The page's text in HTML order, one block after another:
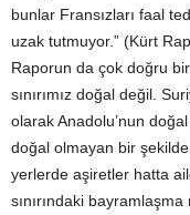
bunlar Fransızları faal
uzak tutmuyor.” (Kürt
Raporun da çok doğru
sınırımız doğal değil.
olarak Anadolu’nun
doğal olmayan bir şekilde
yerlerde aşiretler hatta
sınırındaki